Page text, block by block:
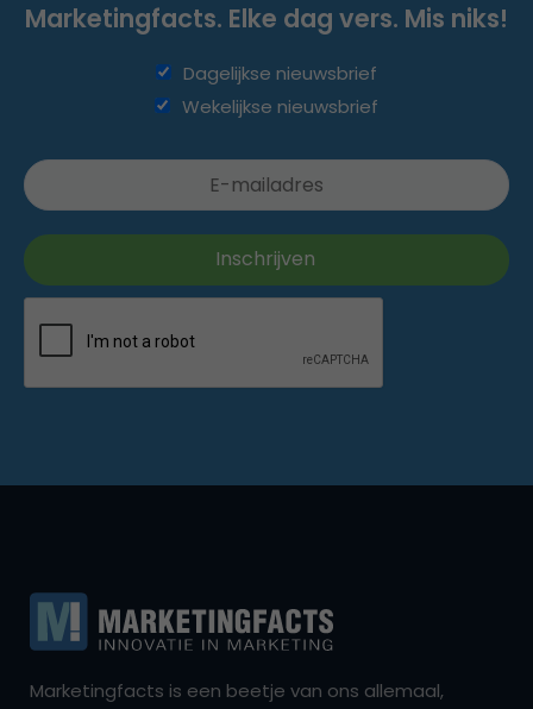
Marketingfacts. Elke dag vers. Mis niks!
Dagelijkse nieuwsbrief
Wekelijkse nieuwsbrief
Marketingfacts is een beetje van ons allemaal,